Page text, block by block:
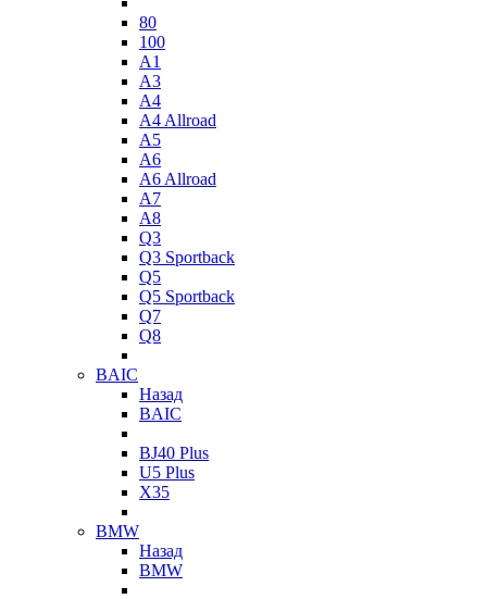
80
100
A1
A3
A4
A4 Allroad
A5
A6
A6 Allroad
A7
A8
Q3
Q3 Sportback
Q5
Q5 Sportback
Q7
Q8
BAIC
Назад
BAIC
BJ40 Plus
U5 Plus
X35
BMW
Назад
BMW